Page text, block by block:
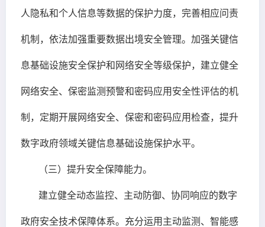
人隐私和个人信息等数据的保护力度，完善相应问责
机制，依法加强重要数据出境安全管理。加强关键信
息基础设施安全保护和网络安全等级保护，建立健全
网络安全、保密监测预警和密码应用安全性评估的机
制，定期开展网络安全、保密和密码应用检查，提升
数字政府领域关键信息基础设施保护水平。
（三）提升安全保障能力。
建立健全动态监控、主动防御、协同响应的数字
政府安全技术保障体系。充分运用主动监测、智能感